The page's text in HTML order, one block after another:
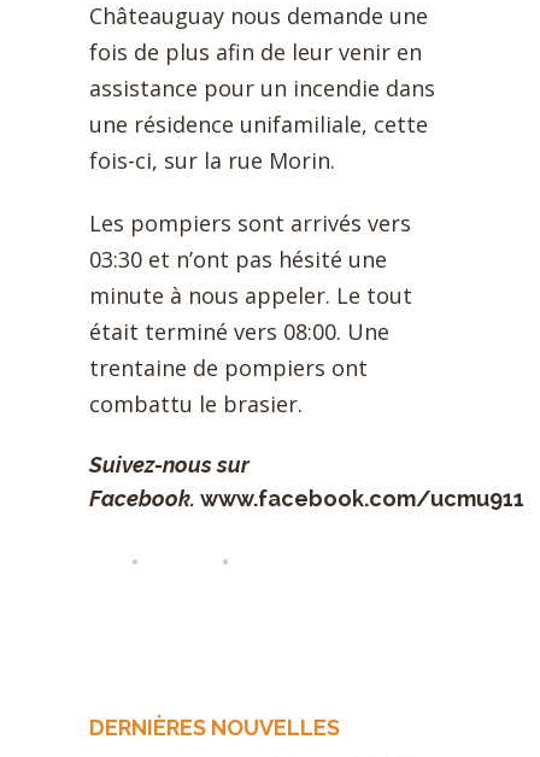
Châteauguay nous demande une
fois de plus afin de leur venir en
assistance pour un incendie dans
une résidence unifamiliale, cette
fois-ci, sur la rue Morin.
Les pompiers sont arrivés vers
03:30 et n’ont pas hésité une
minute à nous appeler. Le tout
était terminé vers 08:00. Une
trentaine de pompiers ont
combattu le brasier.
Suivez-nous sur
Facebook. www.facebook.com/ucmu911
DERNIÈRES NOUVELLES